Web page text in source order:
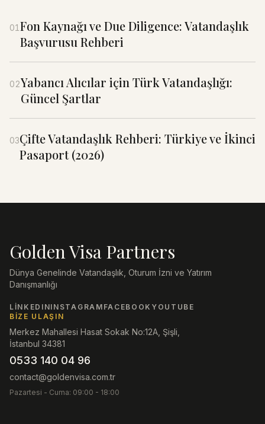
01 Fon Kaynağı ve Due Diligence: Vatandaşlık
Başvurusu Rehberi
02Yabancı Alıcılar için Türk Vatandaşlığı:
Güncel Şartlar
03Çifte Vatandaşlık Rehberi: Türkiye ve İkinci
Pasaport (2026)
Golden Visa Partners
Dünya Genelinde Vatandaşlık, Oturum İzni ve Yatırım
Danışmanlığı
LINKEDININSTAGRAM FACEBOOK YOUTUBE
BIZE ULAŞIN
Merkez Mahallesi Hasat Sokak No:12A, Şişli,
İstanbul 34381
0533 140 04 96
contact@goldenvisa.com.tr
Pazartesi - Cuma: 09:00 - 18:00